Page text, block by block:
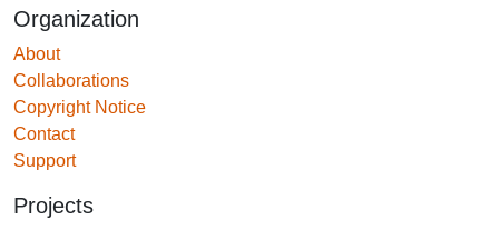
Organization
About
Collaborations
Copyright Notice
Contact
Support
Projects